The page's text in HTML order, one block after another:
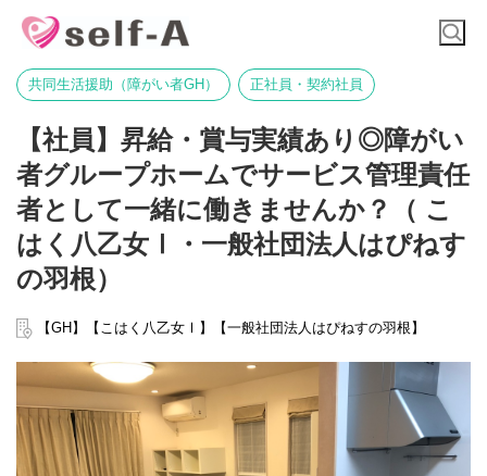
共同生活援助（障がい者GH） 正社員・契約社員
【社員】昇給・賞与実績あり◎障がい
者グループホームでサービス管理責任
者として一緒に働きませんか？（ こ
はく八乙女Ⅰ・一般社団法人はぴねす
の羽根）
【GH】【こはく八乙女Ⅰ】【一般社団法人はぴねすの羽根】